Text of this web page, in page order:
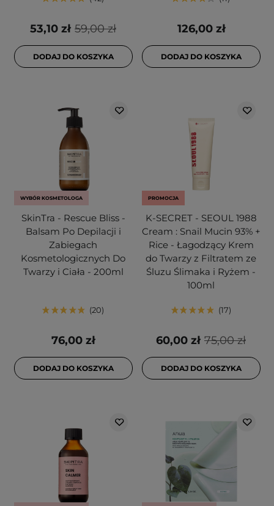
59,00 zł
53,10 zł
DODAJ DO KOSZYKA
126,00 zł
DODAJ DO KOSZYKA
WYBÓR KOSMETOLOGA
SkinTra - Rescue Bliss -
Balsam Po Depilacji i
Zabiegach
Kosmetologicznych Do
Twarzy i Ciała - 200ml
20
76,00 zł
DODAJ DO KOSZYKA
PROMOCJA
K-SECRET - SEOUL 1988
Cream : Snail Mucin 93% +
Rice - Łagodzący Krem
do Twarzy z Filtratem ze
Śluzu Ślimaka i Ryżem -
100ml
17
75,00 zł
60,00 zł
DODAJ DO KOSZYKA